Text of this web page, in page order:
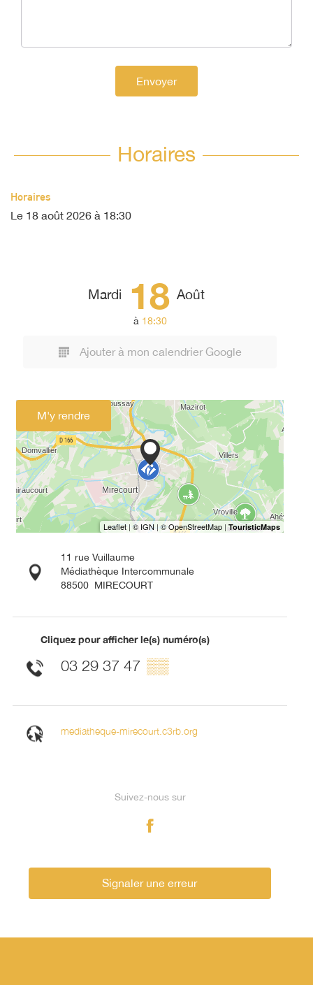
Envoyer
Horaires
Horaires
Le 18 août 2026 à 18:30
Mardi 18 Août
à 18:30
Ajouter à mon calendrier Google
M'y rendre
11 rue Vuillaume
Médiathèque Intercommunale
88500 MIRECOURT
Cliquez pour afficher le(s) numéro(s)
03 29 37 47 ▒▒
mediatheque-mirecourt.c3rb.org
Suivez-nous sur
Signaler une erreur